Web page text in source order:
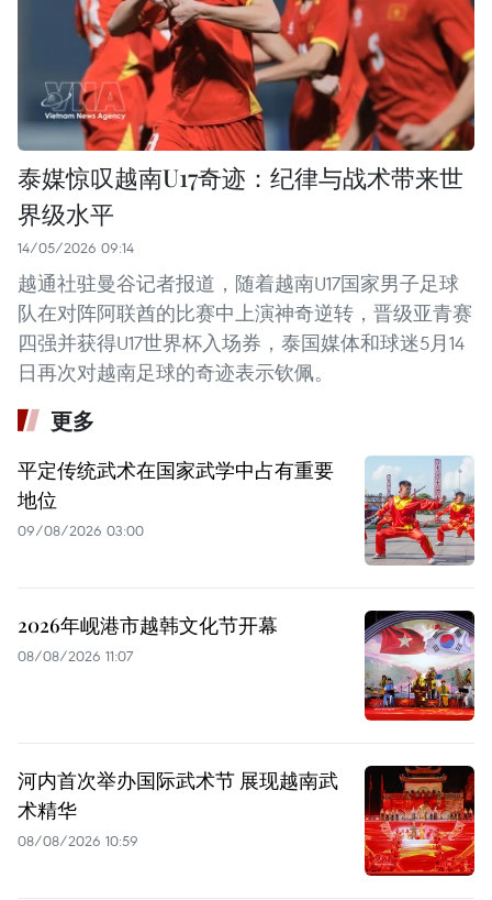
泰媒惊叹越南U17奇迹：纪律与战术带来世
界级水平
14/05/2026 09:14
越通社驻曼谷记者报道，随着越南U17国家男子足球
队在对阵阿联酋的比赛中上演神奇逆转，晋级亚青赛
四强并获得U17世界杯入场券，泰国媒体和球迷5月14
日再次对越南足球的奇迹表示钦佩。
更多
平定传统武术在国家武学中占有重要
地位
09/08/2026 03:00
2026年岘港市越韩文化节开幕
08/08/2026 11:07
河内首次举办国际武术节 展现越南武
术精华
08/08/2026 10:59